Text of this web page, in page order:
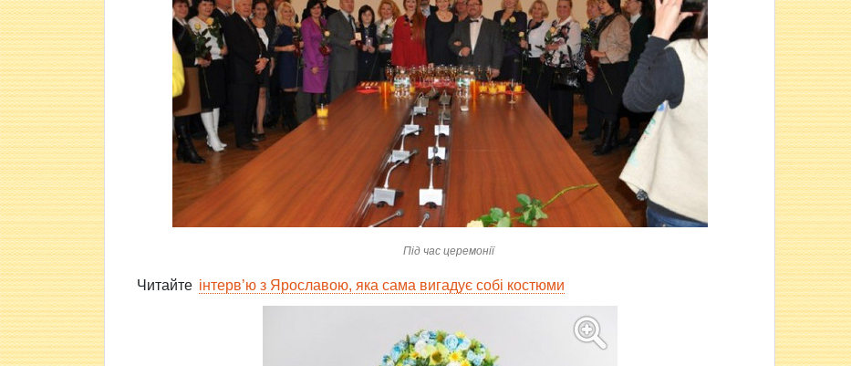
Під час церемонії
Читайте інтерв’ю з Ярославою, яка сама вигадує собі костюми